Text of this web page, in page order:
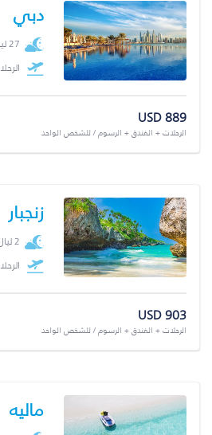
دبي
27 ليال
USD 889
الرحلات + الفندق + الرسوم / للشخص الواحد
زنجبار
2 ليال
USD 903
الرحلات + الفندق + الرسوم / للشخص الواحد
ماليه